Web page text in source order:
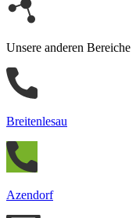
Unsere anderen Bereiche
Breitenlesau
Azendorf